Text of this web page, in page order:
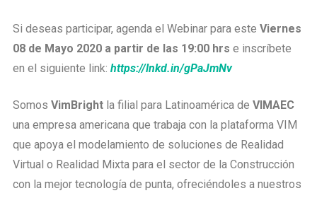
Si deseas participar, agenda el Webinar para este Viernes
08 de Mayo 2020 a partir de las 19:00 hrs e inscríbete
en el siguiente link: https://lnkd.in/gPaJmNv
Somos VimBright la filial para Latinoamérica de VIMAEC
una empresa americana que trabaja con la plataforma VIM
que apoya el modelamiento de soluciones de Realidad
Virtual o Realidad Mixta para el sector de la Construcción
con la mejor tecnología de punta, ofreciéndoles a nuestros